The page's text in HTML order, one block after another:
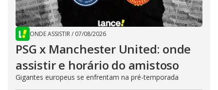
ONDE ASSISTIR/ 07/08/2026
PSG x Manchester United: onde
assistir e horário do amistoso
Gigantes europeus se enfrentam na pré-temporada